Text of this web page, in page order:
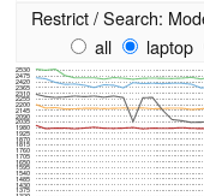
Restrict / Search:
all
laptop
1375
1430
1485
1540
1595
1650
1705
1760
1815
1870
1925
1980
2035
2090
2145
2200
2255
2310
2365
2420
2475
2530